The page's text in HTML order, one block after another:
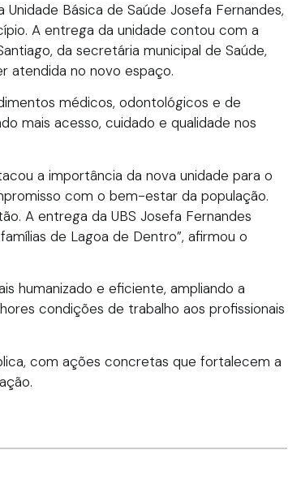
Básica de Saúde Josefa Fernandes,
A entrega da unidade contou com a
da secretária municipal de Saúde,
atendida no novo espaço.
médicos, odontológicos e de
mais acesso, cuidado e qualidade nos
a importância da nova unidade para o
com o bem-estar da população.
A entrega da UBS Josefa Fernandes
de Lagoa de Dentro”, afirmou o
humanizado e eficiente, ampliando a
condições de trabalho aos profissionais
com ações concretas que fortalecem a